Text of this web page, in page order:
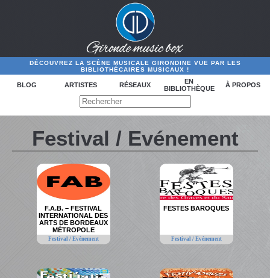
DÉCOUVREZ LA SCÈNE MUSICALE GIRONDINE VUE PAR LES
BIBLIOTHÉCAIRES MUSICAUX !
BLOG ARTISTES RÉSEAUX
EN
BIBLIOTHÈQUE
À PROPOS
Festival / Evénement
F.A.B. – FESTIVAL
INTERNATIONAL DES
ARTS DE BORDEAUX
MÉTROPOLE
Festival / Evénement
FESTES BAROQUES
Festival / Evénement